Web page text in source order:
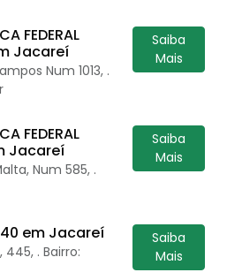
FEDERAL
Jacareí
Num 1013, .
Saiba
Mais
FEDERAL
Jacareí
Num 585, .
Saiba
Mais
em Jacareí
445, . Bairro:
Saiba
Mais